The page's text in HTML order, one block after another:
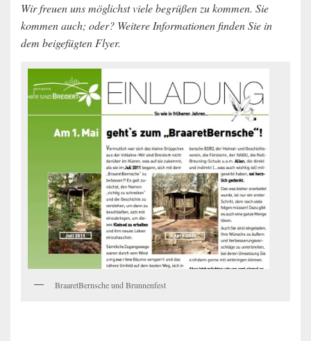
Wir freuen uns möglichst viele begrüßen zu kommen. Sie
kommen auch; oder? Weitere Informationen finden Sie in
dem beigefügten Flyer.
BraaretBernsche und Brunnenfest